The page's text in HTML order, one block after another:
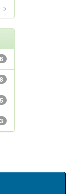
>
6
8
5
3